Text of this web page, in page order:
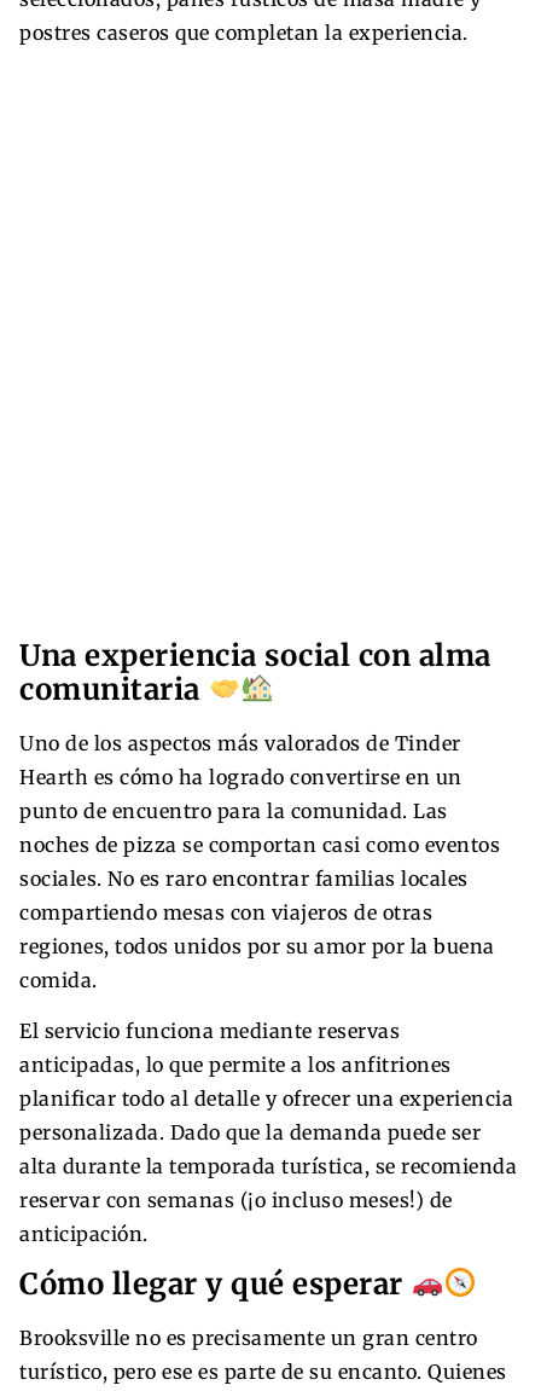
postres caseros que completan la experiencia.
Una experiencia social con alma
comunitaria
Uno de los aspectos más valorados de Tinder
Hearth es cómo ha logrado convertirse en un
punto de encuentro para la comunidad. Las
noches de pizza se comportan casi como eventos
sociales. No es raro encontrar familias locales
compartiendo mesas con viajeros de otras
regiones, todos unidos por su amor por la buena
comida.
El servicio funciona mediante reservas
anticipadas, lo que permite a los anfitriones
planificar todo al detalle y ofrecer una experiencia
personalizada. Dado que la demanda puede ser
alta durante la temporada turística, se recomienda
reservar con semanas (¡o incluso meses!) de
anticipación.
Cómo llegar y qué esperar
Brooksville no es precisamente un gran centro
turístico, pero ese es parte de su encanto. Quienes